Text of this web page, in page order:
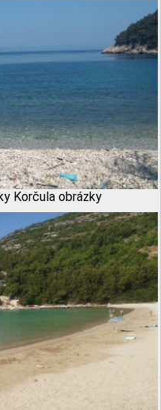
Korčula obrázky